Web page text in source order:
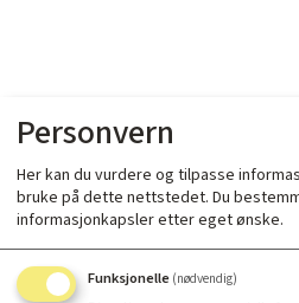
Personvern
Her kan du vurdere og tilpasse
bruke på dette nettstedet. Du
informasjonkapsler etter eget ønske.
Funksjonelle (nødvendig)